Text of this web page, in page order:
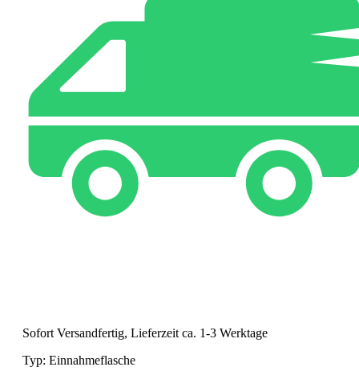
Sofort Versandfertig, Lieferzeit ca. 1-3 Werktage
Typ: Einnahmeflasche